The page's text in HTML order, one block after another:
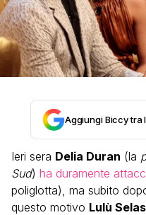
Aggiungi Biccy tra
Ieri sera Delia Duran (la
Sud) ha duramente
poliglotta), ma subito
questo motivo Lulù